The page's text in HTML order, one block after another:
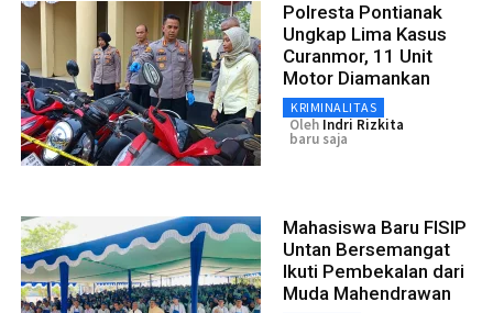
Polresta Pontianak
Ungkap Lima Kasus
Curanmor, 11 Unit
Motor Diamankan
KRIMINALITAS
Oleh Indri Rizkita
baru saja
Mahasiswa Baru FISIP
Untan Bersemangat
Ikuti Pembekalan dari
Muda Mahendrawan